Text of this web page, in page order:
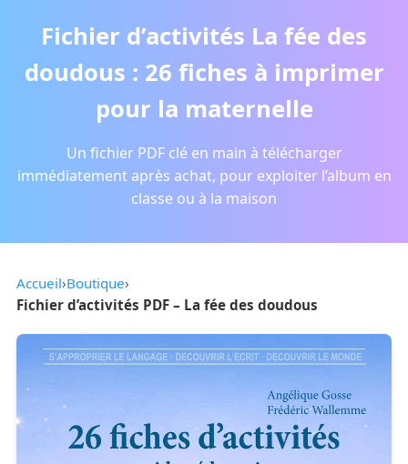
Fichier d’activités La fée des
doudous : 26 fiches à imprimer
pour la maternelle
Un fichier PDF clé en main à télécharger
immédiatement après achat, pour exploiter l’album en
classe ou à la maison
Accueil›Boutique›
Fichier d’activités PDF – La fée des doudous